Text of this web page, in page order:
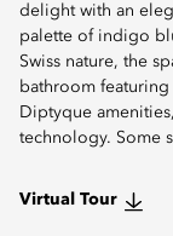
delight with an
palette of indigo
Swiss nature, the
bathroom featuring
Diptyque
technology. Some
Virtual Tour